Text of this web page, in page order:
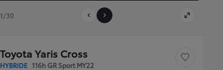
1/30
Toyota Yaris Cross
HYBRIDE 116h GR Sport MY22
Sauvegarder le